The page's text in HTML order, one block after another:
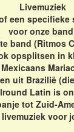
Livemuziek
een specifieke
voor onze
band (Ritmos
opsplitsen in
uit Brazilië
Latin is
tot Zuid-
voor